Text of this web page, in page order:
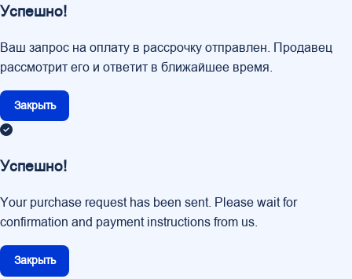
Успешно!
Ваш запрос на оплату в рассрочку отправлен. Продавец
рассмотрит его и ответит в ближайшее время.
Закрыть
Успешно!
Your purchase request has been sent. Please wait for
confirmation and payment instructions from us.
Закрыть